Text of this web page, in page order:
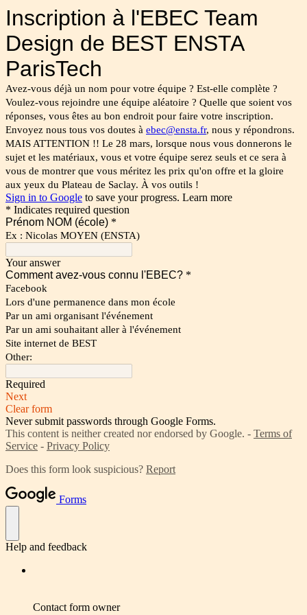
Inscription à l'EBEC Team
Design de BEST ENSTA
ParisTech
Avez-vous déjà un nom pour votre équipe ? Est-elle complète ?
Voulez-vous rejoindre une équipe aléatoire ? Quelle que soient vos
réponses, vous êtes au bon endroit pour faire votre inscription.
Envoyez nous tous vos doutes à ebec@ensta.fr, nous y répondrons.
MAIS ATTENTION !! Le 28 mars, lorsque nous vous donnerons le
sujet et les matériaux, vous et votre équipe serez seuls et ce sera à
vous de montrer que vous méritez les prix qu'on offre et la gloire
aux yeux du Plateau de Saclay. À vos outils !
Sign in to Google to save your progress. Learn more
* Indicates required question
Prénom NOM (école) *
Ex : Nicolas MOYEN (ENSTA)
Your answer
Comment avez-vous connu l'EBEC? *
Facebook
Lors d'une permanence dans mon école
Par un ami organisant l'événement
Par un ami souhaitant aller à l'événement
Site internet de BEST
Other:
Required
Next
Clear form
Never submit passwords through Google Forms.
This content is neither created nor endorsed by Google. - Terms of
Service - Privacy Policy
Does this form look suspicious? Report
Forms
Help and feedback
Contact form owner